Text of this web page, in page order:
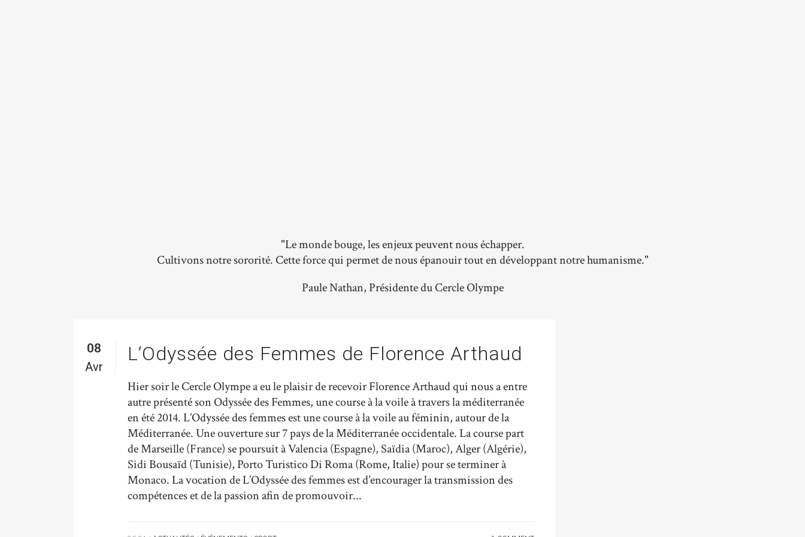
"Le monde bouge, les enjeux peuvent nous échapper.
Cultivons notre sororité. Cette force qui permet de nous épanouir tout en développant notre humanisme."
Paule Nathan, Présidente du Cercle Olympe
08
Avr
L’Odyssée des Femmes de Florence Arthaud
Hier soir le Cercle Olympe a eu le plaisir de recevoir Florence Arthaud qui nous a entre
autre présenté son Odyssée des Femmes, une course à la voile à travers la méditerranée
en été 2014. L’Odyssée des femmes est une course à la voile au féminin, autour de la
Méditerranée. Une ouverture sur 7 pays de la Méditerranée occidentale. La course part
de Marseille (France) se poursuit à Valencia (Espagne), Saïdia (Maroc), Alger (Algérie),
Sidi Bousaïd (Tunisie), Porto Turistico Di Roma (Rome, Italie) pour se terminer à
Monaco. La vocation de L’Odyssée des femmes est d’encourager la transmission des
compétences et de la passion afin de promouvoir...